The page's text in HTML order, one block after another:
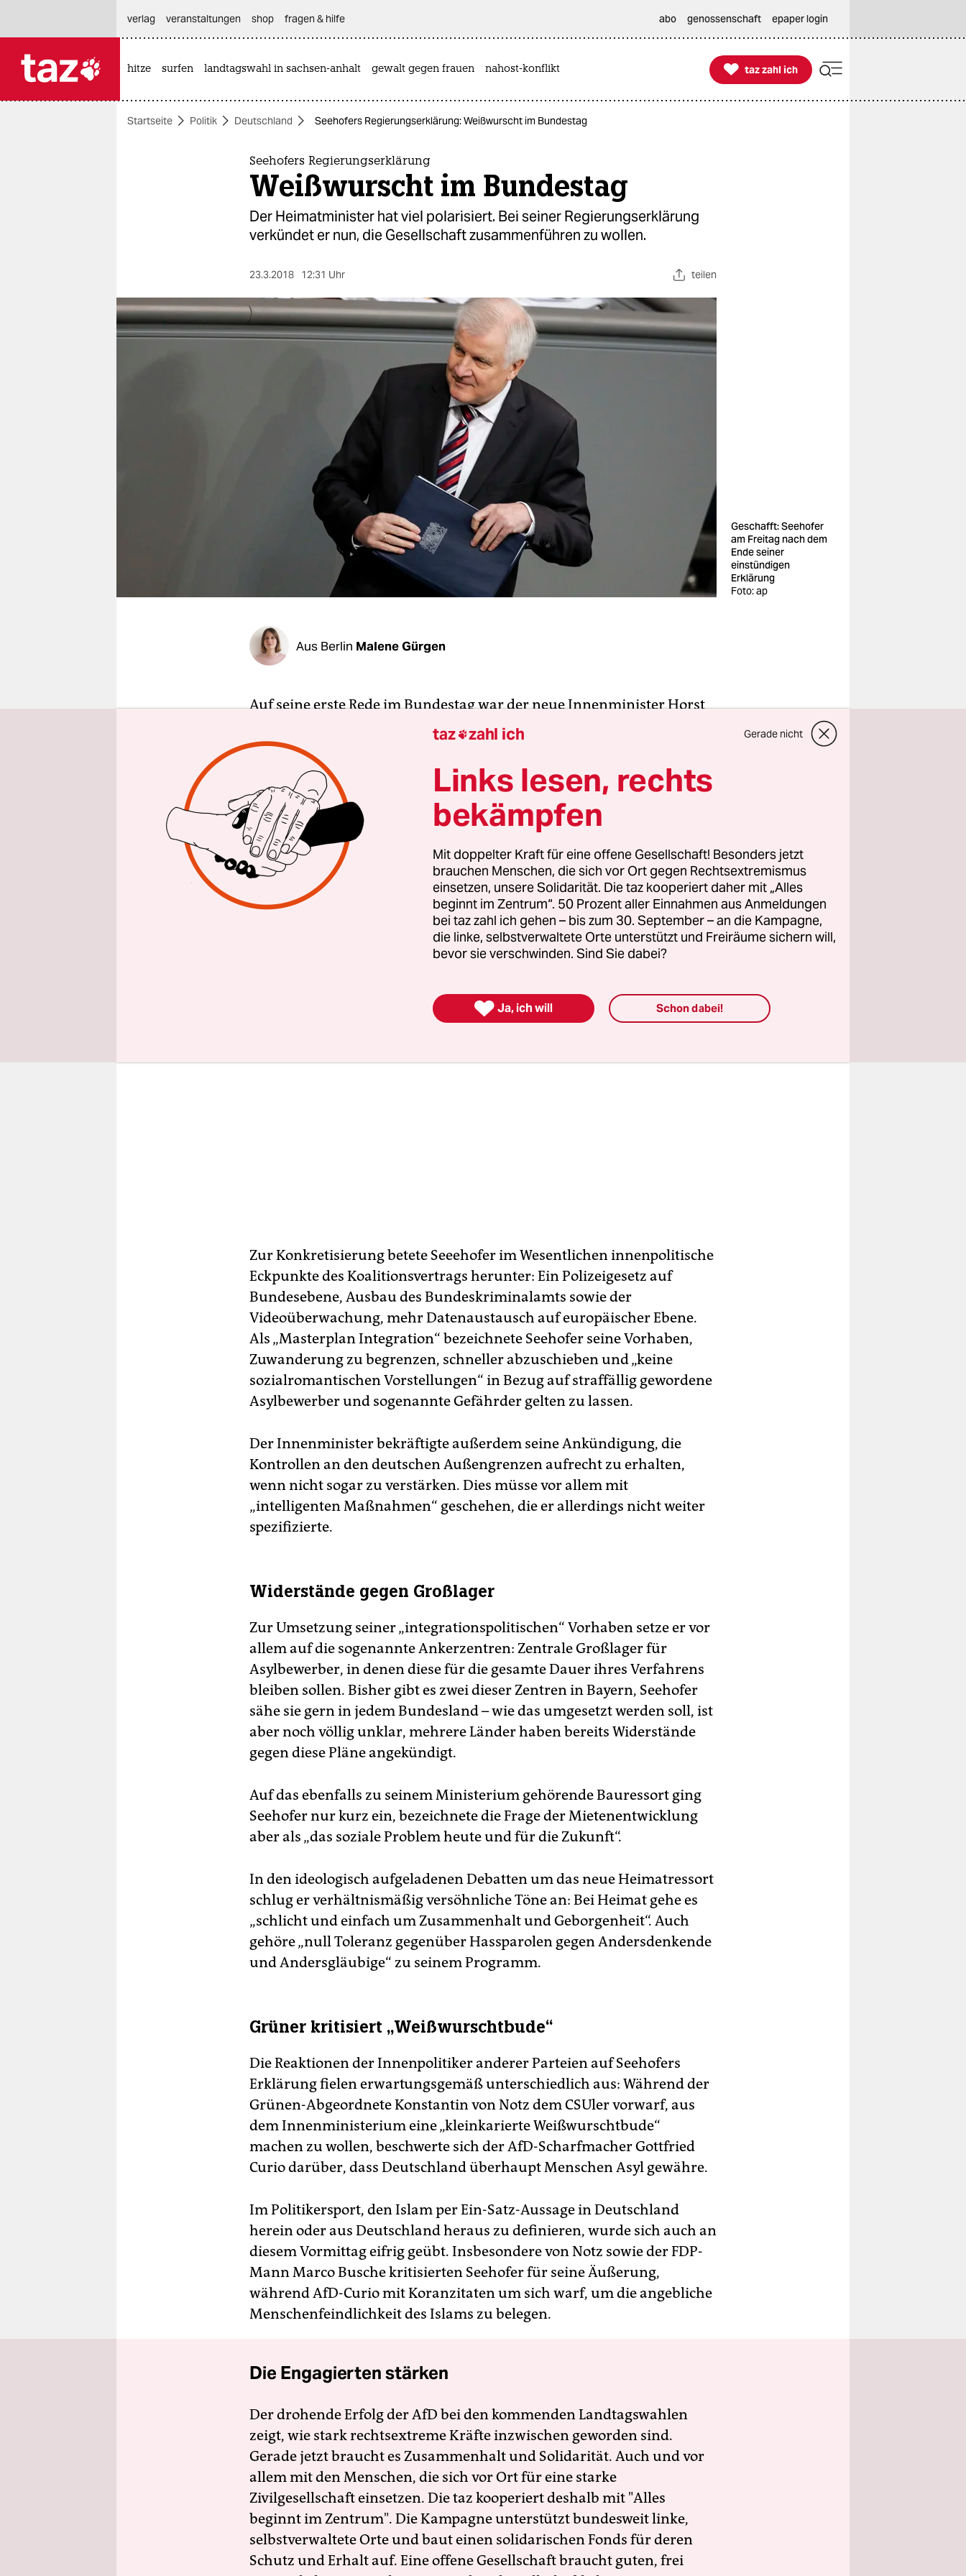
themen
berlin
verlag
veranstaltungen shop fragen & hilfe abo genossenschaft epaper login
hitze surfen landtagswahl in sachsen-anhalt gewalt gegen frauen nahost-konflikt 
taz zahl ich
taz zahl ich
Startseite Politik Deutschland Seehofers Regierungserklärung: Weißwurscht im Bundestag
Seehofers Regierungserklärung
Weißwurscht im Bundestag
Der Heimatminister hat viel polarisiert. Bei seiner Regierungserklärung
verkündet er nun, die Gesellschaft zusammenführen zu wollen.
23.3.2018 12:31 Uhr teilen
Geschafft: Seehofer
am Freitag nach dem
Ende seiner
einstündigen
Erklärung
Foto: ap
Aus Berlin Malene Gürgen
Auf seine erste Rede im Bundestag war der neue Innenminister Horst
Seehofer (CSU) nicht angewiesen, um sich ins Gespräch zu bringen.
Sein viaBild geäußerter Satz, der Islam gehöre nicht zu Deutschland
hatte bereits die gesamte Woche die Debatten bestimmt. Davon
augenscheinlich unbeirrt verkündete Seehofer am Freitagmorgen in
seiner Regierungserklärung, sein Ziel sei, „gesellschaftlicher
Polarisierung entgegenzuwirken und Menschen zusammenzuführen“.
Er wolle „Tempo machen“ in seinem Ministerium und noch vor der
Sommerpause die wichtigsten Vorhaben auf den Weg bringen. Diese
benannte er eher vage: Sicherheit müsse „flächendeckend in ganz
Deutschland“ gelten, Migration „gesteuert und begrenzt“ sowie der
soziale Friede „gemeinsam und integrativ“ hergestellt werden.
Zur Konkretisierung betete Seeehofer im Wesentlichen innenpolitische
Eckpunkte des Koalitionsvertrags herunter: Ein Polizeigesetz auf
Bundesebene, Ausbau des Bundeskriminalamts sowie der
Videoüberwachung, mehr Datenaustausch auf europäischer Ebene.
Als „Masterplan Integration“ bezeichnete Seehofer seine Vorhaben,
Zuwanderung zu begrenzen, schneller abzuschieben und „keine
sozialromantischen Vorstellungen“ in Bezug auf straffällig gewordene
Asylbewerber und sogenannte Gefährder gelten zu lassen.
Der Innenminister bekräftigte außerdem seine Ankündigung, die
Kontrollen an den deutschen Außengrenzen aufrecht zu erhalten,
wenn nicht sogar zu verstärken. Dies müsse vor allem mit
„intelligenten Maßnahmen“ geschehen, die er allerdings nicht weiter
spezifizierte.
Widerstände gegen Großlager
Zur Umsetzung seiner „integrationspolitischen“ Vorhaben setze er vor
allem auf die sogenannte Ankerzentren: Zentrale Großlager für
Asylbewerber, in denen diese für die gesamte Dauer ihres Verfahrens
bleiben sollen. Bisher gibt es zwei dieser Zentren in Bayern, Seehofer
sähe sie gern in jedem Bundesland – wie das umgesetzt werden soll, ist
aber noch völlig unklar, mehrere Länder haben bereits Widerstände
gegen diese Pläne angekündigt.
Auf das ebenfalls zu seinem Ministerium gehörende Bauressort ging
Seehofer nur kurz ein, bezeichnete die Frage der Mietenentwicklung
aber als „das soziale Problem heute und für die Zukunft“.
In den ideologisch aufgeladenen Debatten um das neue Heimatressort
schlug er verhältnismäßig versöhnliche Töne an: Bei Heimat gehe es
„schlicht und einfach um Zusammenhalt und Geborgenheit“. Auch
gehöre „null Toleranz gegenüber Hassparolen gegen Andersdenkende
und Andersgläubige“ zu seinem Programm.
Grüner kritisiert „Weißwurschtbude“
Die Reaktionen der Innenpolitiker anderer Parteien auf Seehofers
Erklärung fielen erwartungsgemäß unterschiedlich aus: Während der
Grünen-Abgeordnete Konstantin von Notz dem CSUler vorwarf, aus
dem Innenministerium eine „kleinkarierte Weißwurschtbude“
machen zu wollen, beschwerte sich der AfD-Scharfmacher Gottfried
Curio darüber, dass Deutschland überhaupt Menschen Asyl gewähre.
Im Politikersport, den Islam per Ein-Satz-Aussage in Deutschland
herein oder aus Deutschland heraus zu definieren, wurde sich auch an
diesem Vormittag eifrig geübt. Insbesondere von Notz sowie der FDP-
Mann Marco Busche kritisierten Seehofer für seine Äußerung,
während AfD-Curio mit Koranzitaten um sich warf, um die angebliche
Menschenfeindlichkeit des Islams zu belegen.
Die Engagierten stärken
Der drohende Erfolg der AfD bei den kommenden Landtagswahlen
zeigt, wie stark rechtsextreme Kräfte inzwischen geworden sind.
Gerade jetzt braucht es Zusammenhalt und Solidarität. Auch und vor
allem mit den Menschen, die sich vor Ort für eine starke
Zivilgesellschaft einsetzen. Die taz kooperiert deshalb mit "Alles
beginnt im Zentrum". Die Kampagne unterstützt bundesweit linke,
selbstverwaltete Orte und baut einen solidarischen Fonds für deren
Schutz und Erhalt auf. Eine offene Gesellschaft braucht guten, frei
taz zahl ich Gerade nicht
Links lesen, rechts
bekämpfen
Mit doppelter Kraft für eine offene Gesellschaft! Besonders jetzt
brauchen Menschen, die sich vor Ort gegen Rechtsextremismus
einsetzen, unsere Solidarität. Die taz kooperiert daher mit „Alles
beginnt im Zentrum“. 50 Prozent aller Einnahmen aus Anmeldungen
bei taz zahl ich gehen – bis zum 30. September – an die Kampagne,
die linke, selbstverwaltete Orte unterstützt und Freiräume sichern will,
bevor sie verschwinden. Sind Sie dabei?
 Ja, ich will Schon dabei!